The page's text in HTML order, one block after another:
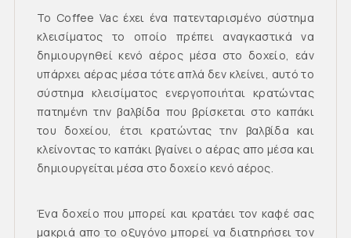
Το Coffee Vac έχει ένα πατενταρισμένο σύστημα
κλεισίματος το οποίο πρέπει αναγκαστικά να
δημιουργηθεί κενό αέρος μέσα στο δοχείο, εάν
υπάρχει αέρας μέσα τότε απλά δεν κλείνει, αυτό το
σύστημα κλεισίματος ενεργοποιήται κρατώντας
πατημένη την βαλβίδα που βρίσκεται στο καπάκι
του δοχείου, έτσι κρατώντας την βαλβίδα και
κλείνοντας το καπάκι βγαίνει ο αέρας απο μέσα και
δημιουργείται μέσα στο δοχείο κενό αέρος.
Ένα δοχείο που μπορεί και κρατάει τον καφέ σας
μακριά απο το οξυγόνο μπορεί να διατηρήσει τον